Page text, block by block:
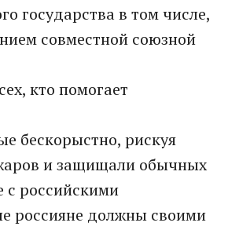
государства в том числе,
совместной союзной
кто помогает
бескорыстно, рискуя
и защищали обычных
с российскими
россияне должны своими